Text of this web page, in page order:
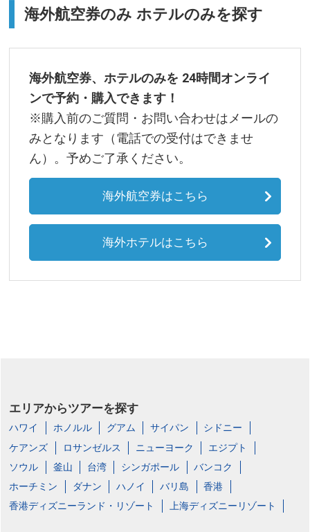
海外航空券のみ ホテルのみを探す
海外航空券、ホテルのみを 24時間オンライ
ンで予約・購入できます！
※購入前のご質問・お問い合わせはメールの
みとなります（電話での受付はできませ
ん）。予めご了承ください。
海外航空券はこちら
海外ホテルはこちら
エリアからツアーを探す
ハワイ ホノルル グアム サイパン
シドニー
ケアンズ
ロサンゼルス ニューヨーク
エジプト
ソウル
釜山 台湾 シンガポール
バンコク
ホーチミン
ダナン ハノイ バリ島
香港
香港ディズニーランド・リゾート
上海ディズニーリゾート